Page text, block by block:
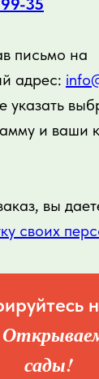
35
письмо на
адрес:
указать
и ваши
вы
своих
сады!